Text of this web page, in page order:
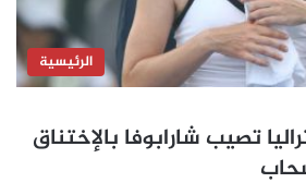
الرئيسية
تصيب شارابوفا بالإختناق